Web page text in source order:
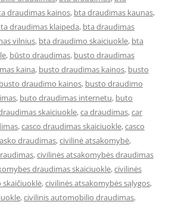
draudimas kainos, bta draudimas kaunas,
draudimas klaipeda, bta draudimas
vilnius, bta draudimo skaiciuokle, bta
, būsto draudimas, busto draudimas
kaina, busto draudimas kainos, busto
busto draudimo kainos, busto draudimo
, buto draudimas internetu, buto
skaiciuokle,ca draudimas,car
,casco draudimas skaiciuokle,casco
draudimas,civilinė atsakomybė,
,civilinės atsakomybės draudimas
draudimas skaiciuokle,civilinės
,civilinės atsakomybės sąlygos,
,civilinis automobilio draudimas,